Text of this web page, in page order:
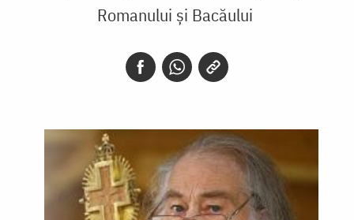
Romanului și Bacăului